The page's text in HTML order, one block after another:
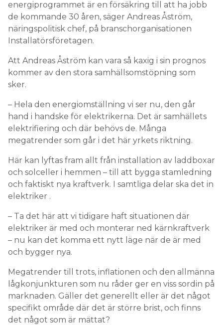
energiprogrammet är en försäkring till att ha jobb
de kommande 30 åren, säger Andreas Åström,
näringspolitisk chef, på branschorganisationen
Installatörsföretagen.
Att Andreas Åström kan vara så kaxig i sin prognos
kommer av den stora samhällsomstöpning som
sker.
– Hela den energiomställning vi ser nu, den går
hand i handske för elektrikerna. Det är samhällets
elektrifiering och där behövs de. Många
megatrender som går i det här yrkets riktning.
Här kan lyftas fram allt från installation av laddboxar
och solceller i hemmen – till att bygga stamledning
och faktiskt nya kraftverk. I samtliga delar ska det in
elektriker .
– Ta det här att vi tidigare haft situationen där
elektriker är med och monterar ned kärnkraftverk
– nu kan det komma ett nytt läge när de är med
och bygger nya.
Megatrender till trots, inflationen och den allmänna
lågkonjunkturen som nu råder ger en viss sordin på
marknaden. Gäller det generellt eller är det något
specifikt område där det är större brist, och finns
det något som är mättat?